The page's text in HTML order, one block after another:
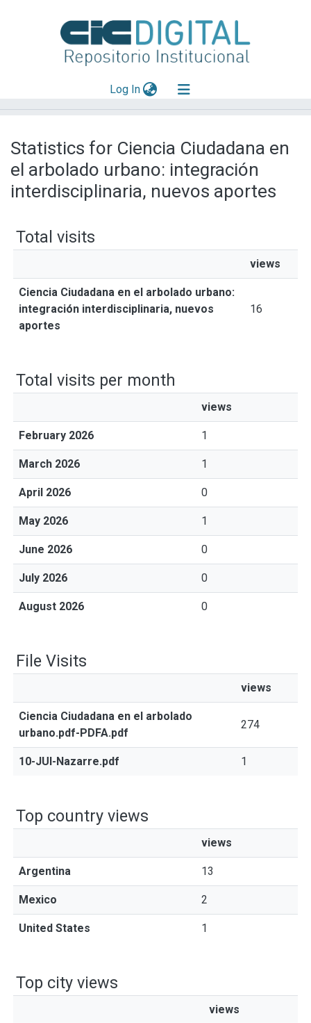
Log In(current)
Mas información
Aportar material
Statistics for Ciencia Ciudadana en
el arbolado urbano: integración
interdisciplinaria, nuevos aportes
Total visits
views
Ciencia Ciudadana en el arbolado urbano:
integración interdisciplinaria, nuevos
aportes
16
Total visits per month
views
February 2026 1
March 2026 1
April 2026 0
May 2026 1
June 2026 0
July 2026 0
August 2026 0
File Visits
views
Ciencia Ciudadana en el arbolado
urbano.pdf-PDFA.pdf
274
10-JUI-Nazarre.pdf 1
Top country views
views
Argentina 13
Mexico 2
United States 1
Top city views
views